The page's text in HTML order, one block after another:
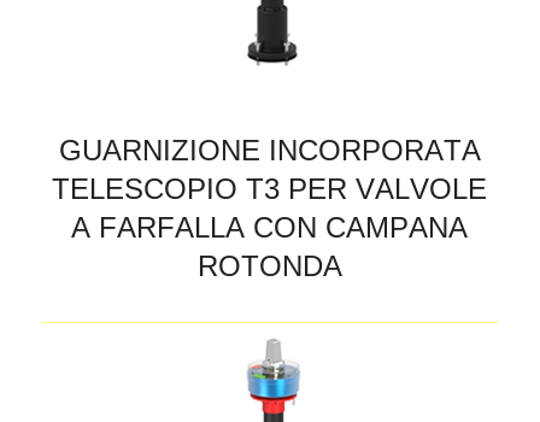
GUARNIZIONE INCORPORATA
TELESCOPIO T3 PER VALVOLE
A FARFALLA CON CAMPANA
ROTONDA